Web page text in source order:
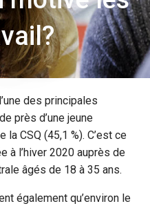
des principales
près d’une jeune
CSQ (45,1 %). C’est ce
à l’hiver 2020 auprès de
âgés de 18 à 35 ans.
également qu’environ le